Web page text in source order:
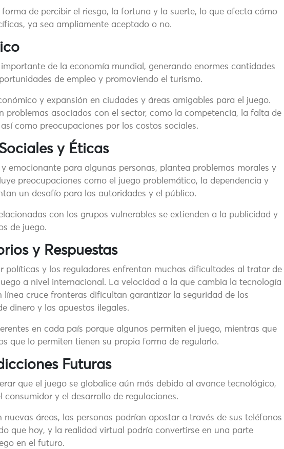
de percibir el riesgo, la fortuna y la suerte, lo que afecta cómo
ya sea ampliamente aceptado o no.
de la economía mundial, generando enormes cantidades
de empleo y promoviendo el turismo.
y expansión en ciudades y áreas amigables para el juego.
problemas asociados con el sector, como la competencia, la falta de
como preocupaciones por los costos sociales.
y Éticas
emocionante para algunas personas, plantea problemas morales y
preocupaciones como el juego problemático, la dependencia y
un desafío para las autoridades y el público.
con los grupos vulnerables se extienden a la publicidad y
de juego.
y Respuestas
políticas y los reguladores enfrentan muchas dificultades al tratar de
a nivel internacional. La velocidad a la que cambia la tecnología
línea cruce fronteras dificultan garantizar la seguridad de los
dinero y las apuestas ilegales.
en cada país porque algunos permiten el juego, mientras que
que lo permiten tienen su propia forma de regularlo.
Futuras
que el juego se globalice aún más debido al avance tecnológico,
consumidor y el desarrollo de regulaciones.
nuevas áreas, las personas podrían apostar a través de sus teléfonos
que hoy, y la realidad virtual podría convertirse en una parte
en el futuro.